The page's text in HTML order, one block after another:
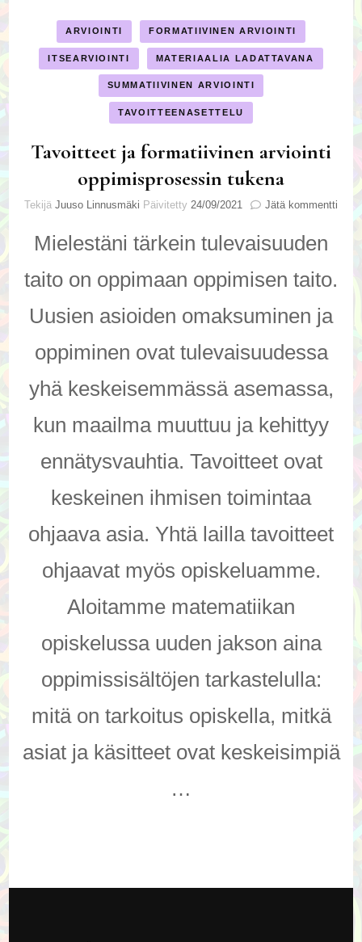
ARVIOINTI FORMATIIVINEN ARVIOINTI
ITSEARVIOINTI MATERIAALIA LADATTAVANA
SUMMATIIVINEN ARVIOINTI
TAVOITTEENASETTELU
Tavoitteet ja formatiivinen arviointi
oppimisprosessin tukena
Tekijä Juuso Linnusmäki Päivitetty 24/09/2021 Jätä kommentti
Mielestäni tärkein tulevaisuuden
taito on oppimaan oppimisen taito.
Uusien asioiden omaksuminen ja
oppiminen ovat tulevaisuudessa
yhä keskeisemmässä asemassa,
kun maailma muuttuu ja kehittyy
ennätysvauhtia. Tavoitteet ovat
keskeinen ihmisen toimintaa
ohjaava asia. Yhtä lailla tavoitteet
ohjaavat myös opiskeluamme.
Aloitamme matematiikan
opiskelussa uuden jakson aina
oppimissisältöjen tarkastelulla:
mitä on tarkoitus opiskella, mitkä
asiat ja käsitteet ovat keskeisimpiä
…